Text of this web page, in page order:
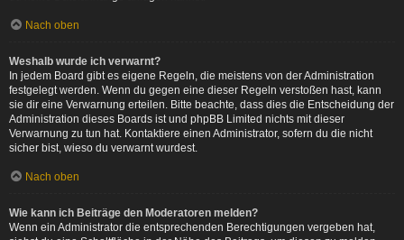
Nach oben
Weshalb wurde ich verwarnt?
In jedem Board gibt es eigene Regeln, die meistens von der Administration
festgelegt werden. Wenn du gegen eine dieser Regeln verstoßen hast, kann
sie dir eine Verwarnung erteilen. Bitte beachte, dass dies die Entscheidung der
Administration dieses Boards ist und phpBB Limited nichts mit dieser
Verwarnung zu tun hat. Kontaktiere einen Administrator, sofern du die nicht
sicher bist, wieso du verwarnt wurdest.
Nach oben
Wie kann ich Beiträge den Moderatoren melden?
Wenn ein Administrator die entsprechenden Berechtigungen vergeben hat,